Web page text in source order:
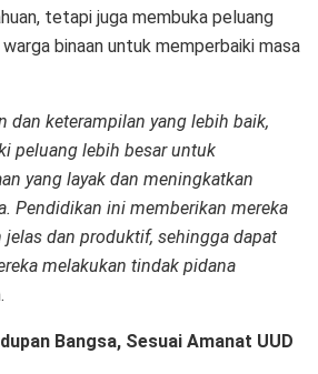
tetapi juga membuka peluang
binaan untuk memperbaiki masa
dan keterampilan yang lebih baik,
peluang lebih besar untuk
yang layak dan meningkatkan
Pendidikan ini memberikan mereka
jelas dan produktif, sehingga dapat
melakukan tindak pidana
Bangsa, Sesuai Amanat UUD